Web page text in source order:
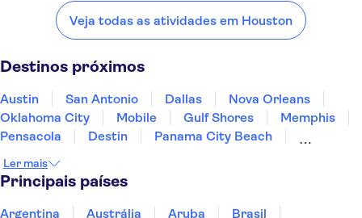
Houston:
San Antonio Oklahoma City
Veja todas as atividades em Houston
Destinos próximos
Austin San Antonio Dallas
Nova Orleans
Oklahoma City
Mobile Gulf Shores
Memphis
Pensacola
Destin
Panama City Beach
Ler mais
Principais países
Argentina Austrália Aruba
Brasil